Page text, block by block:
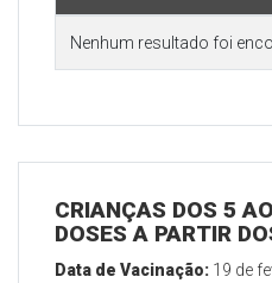
Nenhum resultado foi
CRIANÇAS DOS 5
DOSES A PARTIR
Data de Vacinação: 19 de